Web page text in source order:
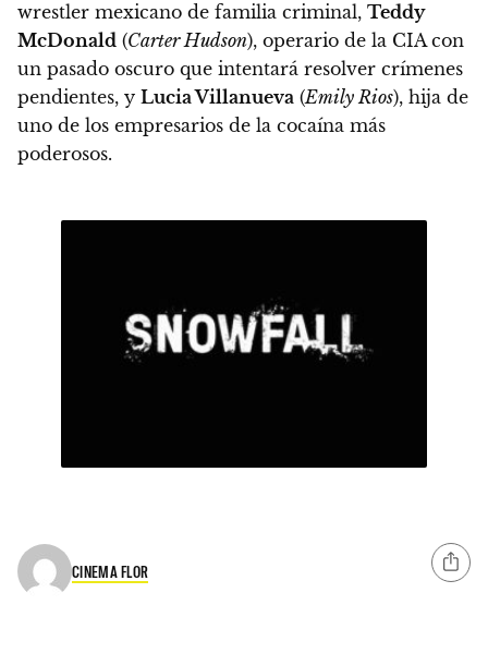
wrestler mexicano de familia criminal, Teddy
McDonald (Carter Hudson), operario de la CIA con
un pasado oscuro que intentará resolver crímenes
pendientes, y Lucia Villanueva (Emily Rios), hija de
uno de los empresarios de la cocaína más
poderosos.
CINEMA FLOR